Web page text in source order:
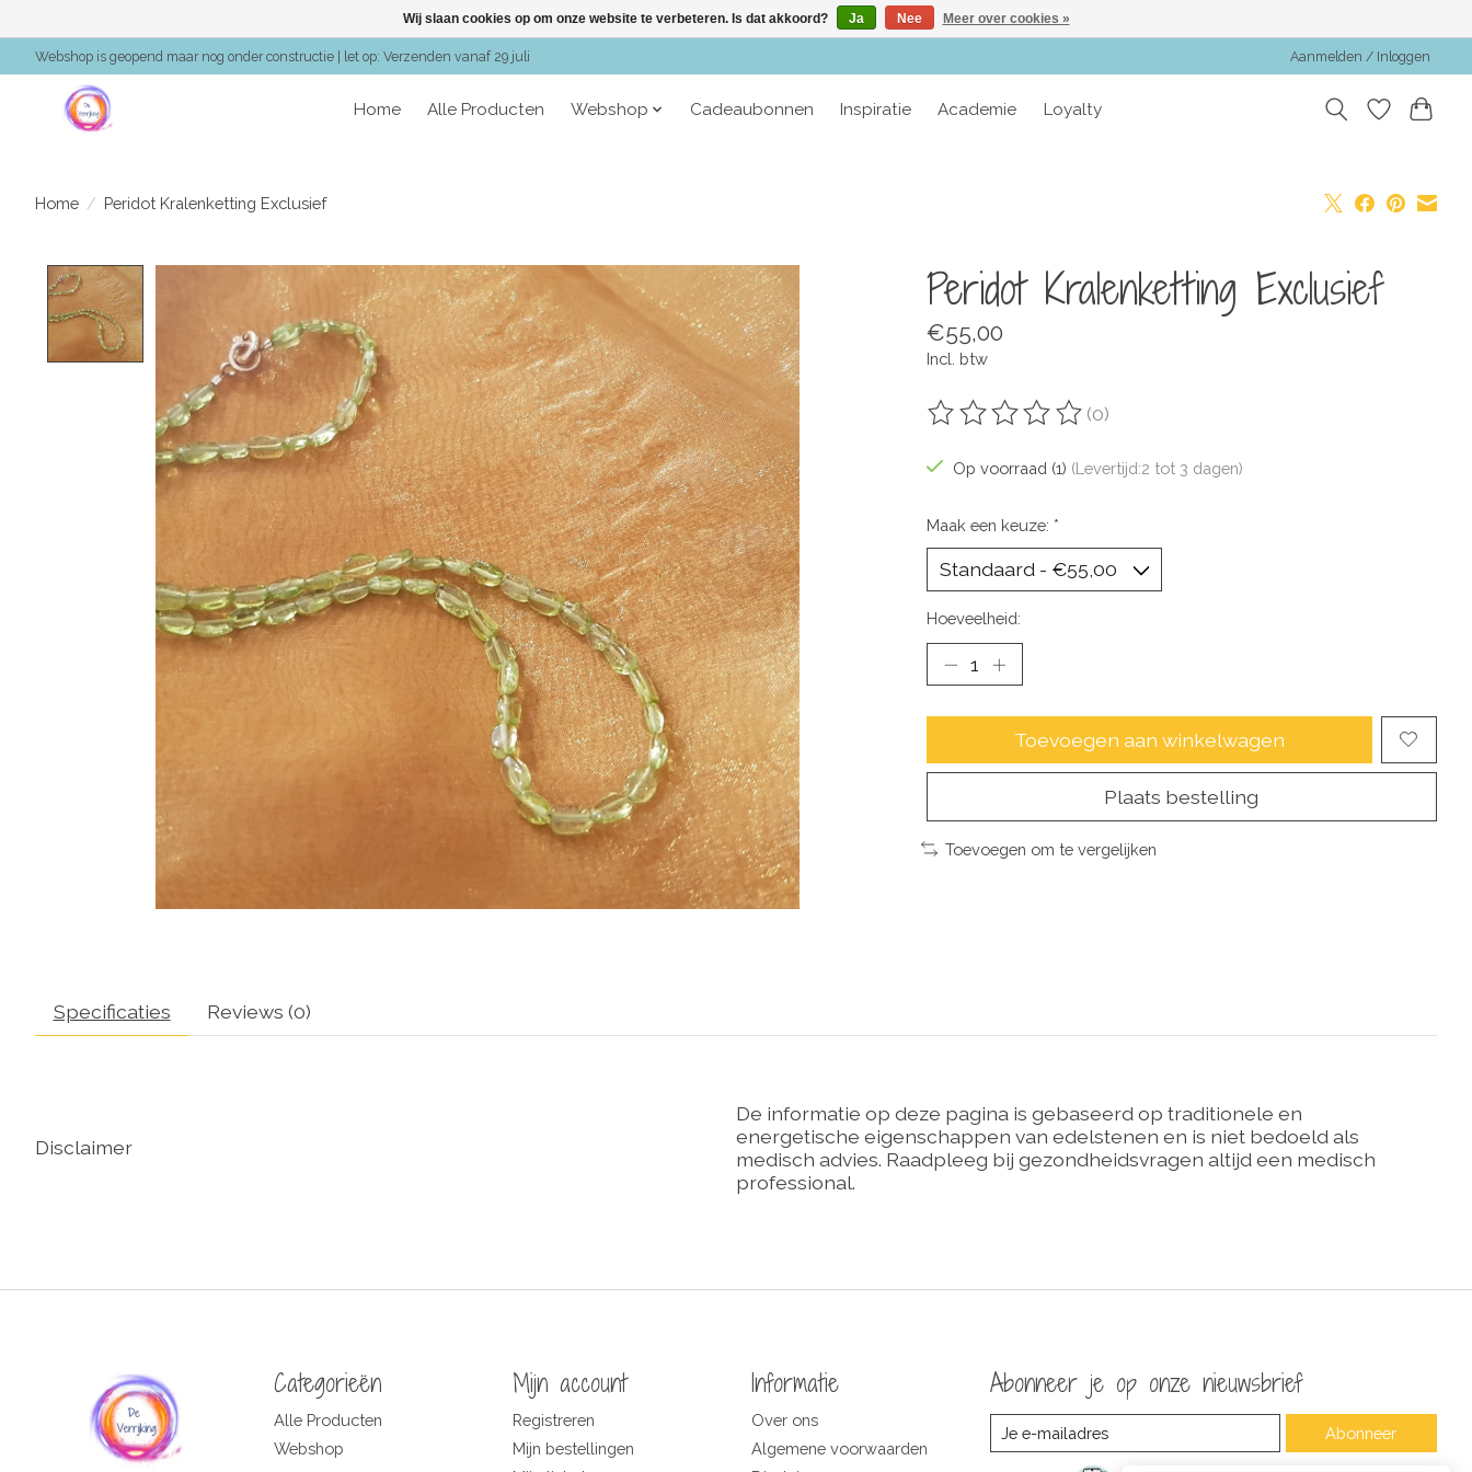
Webshop is geopend maar nog onder constructie | let op: Verzenden vanaf 29 juli Aanmelden / Inloggen
Home Alle Producten Webshop Cadeaubonnen Inspiratie Academie Loyalty
Home / Peridot Kralenketting Exclusief
Product image slideshow Items Peridot Kralenketting Exclusief
€55,00
Incl. btw
De beoordeling van dit product is
(0)
Op voorraad (1) (Levertijd:2 tot 3 dagen)
Maak een keuze: *
Hoeveelheid:
Toevoegen aan winkelwagen
Plaats bestelling
Toevoegen om te vergelijken
Specificaties Reviews (0)
Disclaimer
De informatie op deze pagina is gebaseerd op traditionele en
energetische eigenschappen van edelstenen en is niet bedoeld als
medisch advies. Raadpleeg bij gezondheidsvragen altijd een medisch
professional.
Categorieën
Alle Producten
Webshop
Mijn account
Registreren
Mijn bestellingen
Informatie
Over ons
Algemene voorwaarden
Abonneer je op onze nieuwsbrief
Abonneer
Wij slaan cookies op om onze website te verbeteren. Is dat akkoord? Ja Nee Meer over cookies »